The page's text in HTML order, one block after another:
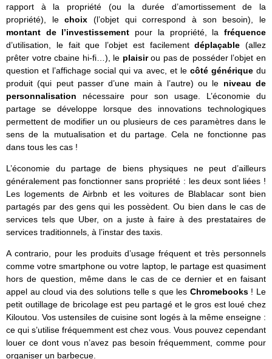
rapport à la propriété (ou la durée d’amortissement de la
propriété), lechoix(l’objet qui correspond à son besoin), le
montant de l’investissement pour la propriété, lafréquence
d’utilisation, le fait que l’objet est facilementdéplaçable (allez
prêter votre cbaine hi-fi…), le plaisirou pas de posséder l’objet en
question et l’affichage social qui va avec, et le côté génériquedu
produit (qui peut passer d’une main à l’autre) ou le niveau de
personnalisation nécessaire pour son usage. L’économie du
partage se développe lorsque des innovations technologiques
permettent de modifier un ou plusieurs de ces paramètres dans le
sens de la mutualisation et du partage. Cela ne fonctionne pas
dans tous les cas !
L’économie du partage de biens physiques ne peut d’ailleurs
généralement pas fonctionner sans propriété : les deux sont liées !
Les logements de Airbnb et les voitures de Blablacar sont bien
partagés par des gens qui les possèdent. Ou bien dans le cas de
services tels que Uber, on a juste à faire à des prestataires de
services traditionnels, à l’instar des taxis.
A contrario, pour les produits d’usage fréquent et très personnels
comme votre smartphone ou votre laptop, le partage est quasiment
hors de question, même dans le cas de ce dernier et en faisant
appel au cloud via des solutions telle s que les Chromebooks! Le
petit outillage de bricolage est peu partagé et le gros est loué chez
Kiloutou. Vos ustensiles de cuisine sont logés à la même enseigne :
ce qui s’utilise fréquemment est chez vous. Vous pouvez cependant
louer ce dont vous n’avez pas besoin fréquemment, comme pour
organiser un barbecue.